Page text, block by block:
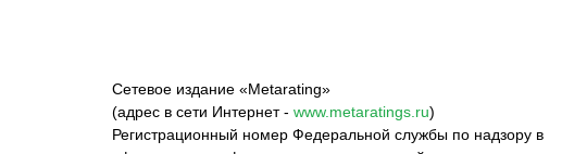
Сетевое издание «Metarating»
(адрес в сети Интернет - www.metaratings.ru)
Регистрационный номер Федеральной службы по надзору в